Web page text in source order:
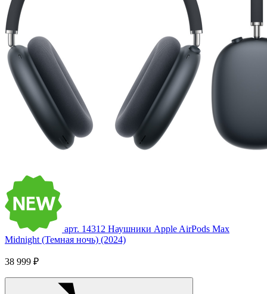
арт. 14312 Наушники Apple AirPods Max
Midnight (Темная ночь) (2024)
38 999 ₽